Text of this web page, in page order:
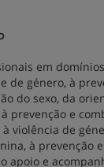
em
de género, à
do sexo, da
prevenção e
violência de
à prevenção
apoio e